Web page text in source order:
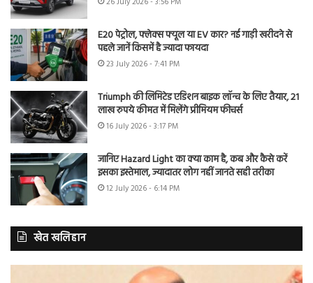
E20 पेट्रोल, फ्लेक्स फ्यूल या EV कार? नई गाड़ी खरीदने से
पहले जानें किसमें है ज्यादा फायदा
23 July 2026 - 7:41 PM
Triumph की लिमिटेड एडिशन बाइक लॉन्च के लिए तैयार, 21
लाख रुपये कीमत में मिलेंगे प्रीमियम फीचर्स
16 July 2026 - 3:17 PM
जानिए Hazard Light का क्या काम है, कब और कैसे करें
इसका इस्तेमाल, ज्यादातर लोग नहीं जानते सही तरीका
12 July 2026 - 6:14 PM
खेत खलिहान